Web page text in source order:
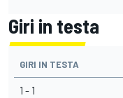
Giri in testa
GIRI IN TESTA
1 - 1